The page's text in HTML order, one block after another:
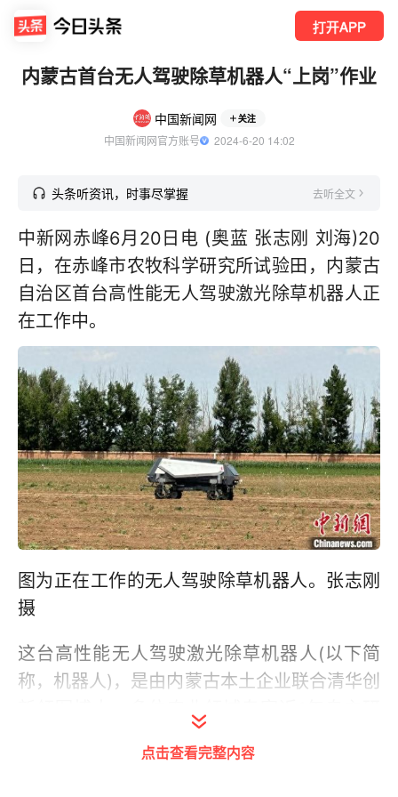
打开APP
内蒙古首台无人驾驶除草机器人“上岗”作业
中国新闻网 关注
中国新闻网官方账号
  2024-6-20 14:02
头条听资讯，时事尽掌握 去听全文
中新网赤峰6月20日电 (奥蓝 张志刚 刘海)20
日，在赤峰市农牧科学研究所试验田，内蒙古
自治区首台高性能无人驾驶激光除草机器人正
在工作中。
图为正在工作的无人驾驶除草机器人。张志刚
摄
这台高性能无人驾驶激光除草机器人(以下简
称，机器人)，是由内蒙古本土企业联合清华创
新领军博士、多位农业领域专家近1年自主研
用计算机视觉技术自动识别田间农作物以及杂
点击查看完整内容